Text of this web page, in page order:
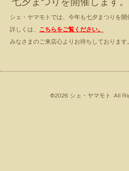
七夕まつりを開催します。
シェ・ヤマモトでは、今年も七夕まつりを開
詳しくは、 こちらをご覧ください。
みなさまのご来店心よりお待ちしております
©2026 シェ・ヤマモト . All